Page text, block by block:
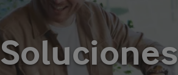
Soluciones